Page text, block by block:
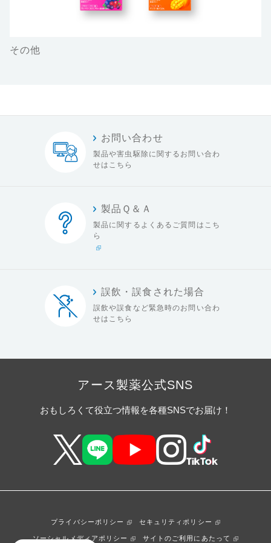
その他
お問い合わせ
製品や害虫駆除に関する お問い合わ
せはこちら
製品Ｑ＆Ａ
製品に関するよくある ご質問はこち
ら
誤飲・誤食された場合
誤飲や誤食など緊急時のお問い合わ
せはこちら
アース製薬公式SNS
おもしろくて役立つ情報を各種SNSでお届け！
プライバシーポリシー セキュリティポリシー
ソーシャルメディアポリシー サイトのご利用にあたって